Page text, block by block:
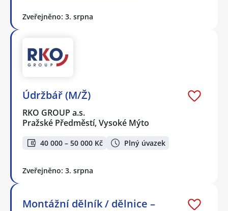
Zveřejněno: 3. srpna
Údržbář (M/Ž)
RKO GROUP a.s.
Pražské Předměstí, Vysoké Mýto
40 000 – 50 000 Kč Plný úvazek
Zveřejněno: 3. srpna
Montážní dělník / dělnice –